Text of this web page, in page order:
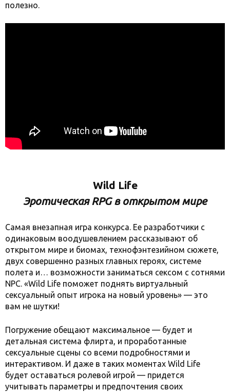
полезно.
Wild Life
Эротическая RPG в открытом мире
Самая внезапная игра конкурса. Ее разработчики с
одинаковым воодушевлением рассказывают об
открытом мире и биомах, технофэнтезийном сюжете,
двух совершенно разных главных героях, системе
полета и… возможности заниматься сексом с сотнями
NPC. «Wild Life поможет поднять виртуальный
сексуальный опыт игрока на новый уровень» — это
вам не шутки!
Погружение обещают максимальное — будет и
детальная система флирта, и проработанные
сексуальные сцены со всеми подробностями и
интерактивом. И даже в таких моментах Wild Life
будет оставаться ролевой игрой — придется
учитывать параметры и предпочтения своих